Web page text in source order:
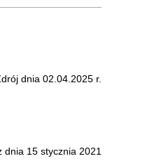
dnia 02.04.2025 r.
15 stycznia 2021